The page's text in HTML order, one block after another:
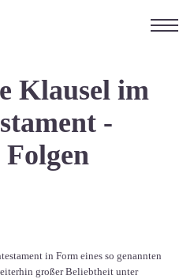
Klausel im
-
in Form eines so genannten
großer Beliebtheit unter